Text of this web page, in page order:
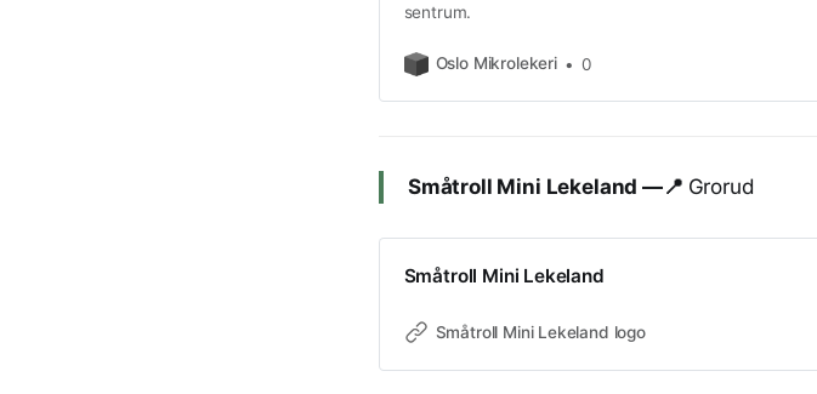
sentrum.
Oslo Mikrolekeri 0
Småtroll Mini Lekeland —📍 Grorud
Småtroll Mini Lekeland
Småtroll Mini Lekeland logo